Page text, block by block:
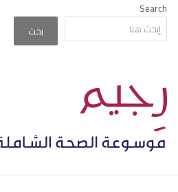
Search
بحث